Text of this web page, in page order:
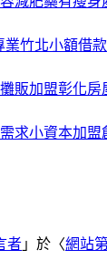
業竹北小額借
販加盟彰化房
求小資本加盟
者 」於〈網站